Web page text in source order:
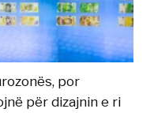
por
për dizajnin e ri